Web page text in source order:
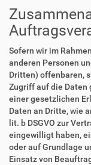
Sofern wir im
anderen Personen
Dritten) offenbaren,
Zugriff auf die Daten
einer gesetzlichen
Daten an Dritte, wie
lit. b DSGVO zur
eingewilligt haben,
oder auf Grundlage
Einsatz von